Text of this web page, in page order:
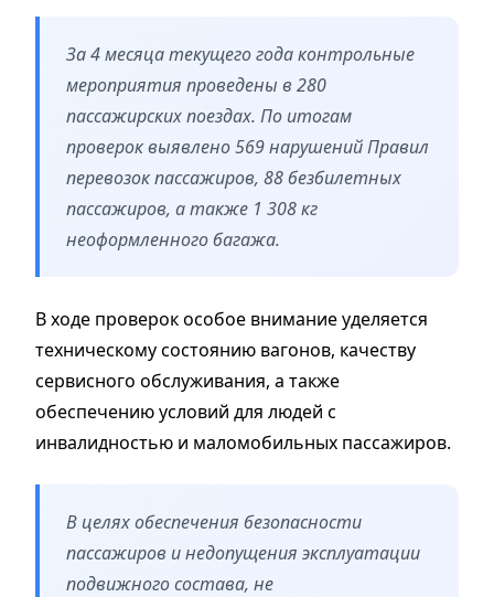
За 4 месяца текущего года контрольные
мероприятия проведены в 280
пассажирских поездах. По итогам
проверок выявлено 569 нарушений Правил
перевозок пассажиров, 88 безбилетных
пассажиров, а также 1 308 кг
неоформленного багажа.
В ходе проверок особое внимание уделяется
техническому состоянию вагонов, качеству
сервисного обслуживания, а также
обеспечению условий для людей с
инвалидностью и маломобильных пассажиров.
В целях обеспечения безопасности
пассажиров и недопущения эксплуатации
подвижного состава, не